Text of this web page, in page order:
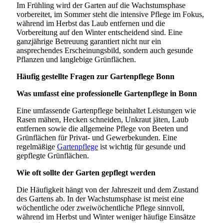
Im Frühling wird der Garten auf die Wachstumsphase
vorbereitet, im Sommer steht die intensive Pflege im Fokus,
während im Herbst das Laub entfernen und die
Vorbereitung auf den Winter entscheidend sind. Eine
ganzjährige Betreuung garantiert nicht nur ein
ansprechendes Erscheinungsbild, sondern auch gesunde
Pflanzen und langlebige Grünflächen.
Häufig gestellte Fragen zur Gartenpflege Bonn
Was umfasst eine professionelle Gartenpflege in Bonn
Eine umfassende Gartenpflege beinhaltet Leistungen wie
Rasen mähen, Hecken schneiden, Unkraut jäten, Laub
entfernen sowie die allgemeine Pflege von Beeten und
Grünflächen für Privat- und Gewerbekunden. Eine
regelmäßige Gartenpflege ist wichtig für gesunde und
gepflegte Grünflächen.
Wie oft sollte der Garten gepflegt werden
Die Häufigkeit hängt von der Jahreszeit und dem Zustand
des Gartens ab. In der Wachstumsphase ist meist eine
wöchentliche oder zweiwöchentliche Pflege sinnvoll,
während im Herbst und Winter weniger häufige Einsätze